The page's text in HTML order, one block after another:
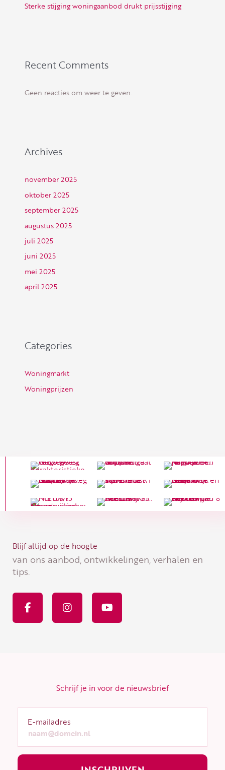
Sterke stijging woningaanbod drukt prijsstijging
Recent Comments
Geen reacties om weer te geven.
Archives
november 2025
oktober 2025
september 2025
augustus 2025
juli 2025
juni 2025
mei 2025
april 2025
Categories
Woningmarkt
Woningprijzen
Blijf altijd op de hoogte
van ons aanbod, ontwikkelingen, verhalen en
tips.
F
a
c
e
I
n
t
Y
o
t
Schrijf je in voor de nieuwsbrief
E-mailadres